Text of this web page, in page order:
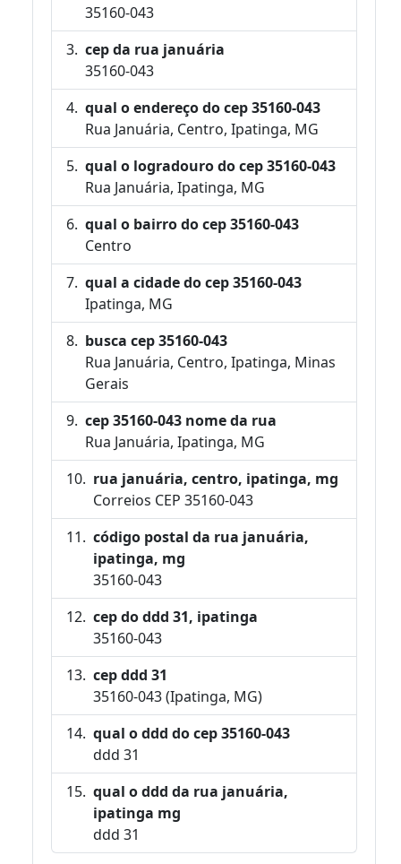
35160-043
cep da rua januária
35160-043
qual o endereço do cep 35160-043
Rua Januária, Centro, Ipatinga, MG
qual o logradouro do cep 35160-043
Rua Januária, Ipatinga, MG
qual o bairro do cep 35160-043
Centro
qual a cidade do cep 35160-043
Ipatinga, MG
busca cep 35160-043
Rua Januária, Centro, Ipatinga, Minas
Gerais
cep 35160-043 nome da rua
Rua Januária, Ipatinga, MG
rua januária, centro, ipatinga, mg
Correios CEP 35160-043
código postal da rua januária,
ipatinga, mg
35160-043
cep do ddd 31, ipatinga
35160-043
cep ddd 31
35160-043 (Ipatinga, MG)
qual o ddd do cep 35160-043
ddd 31
qual o ddd da rua januária,
ipatinga mg
ddd 31